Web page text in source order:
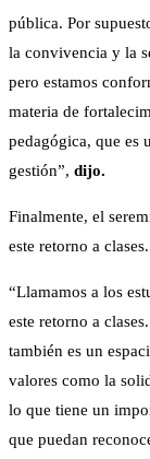
pública. Por
la convivencia y la
pero estamos
materia de
pedagógica, que es
gestión”, dijo.
Finalmente, el
este retorno a clases.
“Llamamos a los
este retorno a
también es un
valores como la
lo que tiene un
que puedan